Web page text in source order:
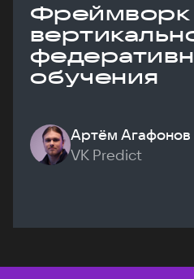
Фреймворк
обучения
Артём Агафонов
VK Predict